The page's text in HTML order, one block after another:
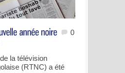
0
la télévision
(RTNC) a été